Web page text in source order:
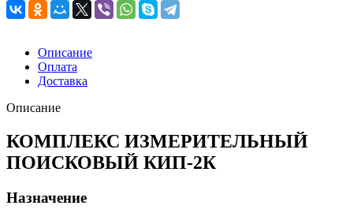
Описание
Оплата
Доставка
Описание
КОМПЛЕКС ИЗМЕРИТЕЛЬНЫЙ
ПОИСКОВЫЙ КИП-2К
Назначение